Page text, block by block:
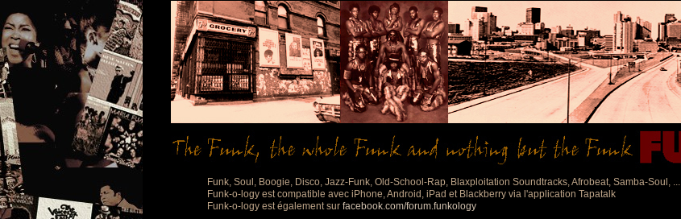
Funk, Soul, Boogie, Disco, Jazz-Funk, Old-School-Rap, Blaxploitation Soundtracks, Afrobeat, Samba-Soul, ...
Funk-o-logy est compatible avec iPhone, Android, iPad et Blackberry via l'application Tapatalk
Funk-o-logy est également sur facebook.com/forum.funkology